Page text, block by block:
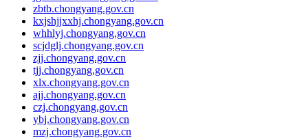
zbtb.chongyang.gov.cn
kxjshjjxxhj.chongyang.gov.cn
whhlyj.chongyang.gov.cn
scjdglj.chongyang.gov.cn
zjj.chongyang.gov.cn
tjj.chongyang.gov.cn
xlx.chongyang.gov.cn
ajj.chongyang.gov.cn
czj.chongyang.gov.cn
ybj.chongyang.gov.cn
mzj.chongyang.gov.cn